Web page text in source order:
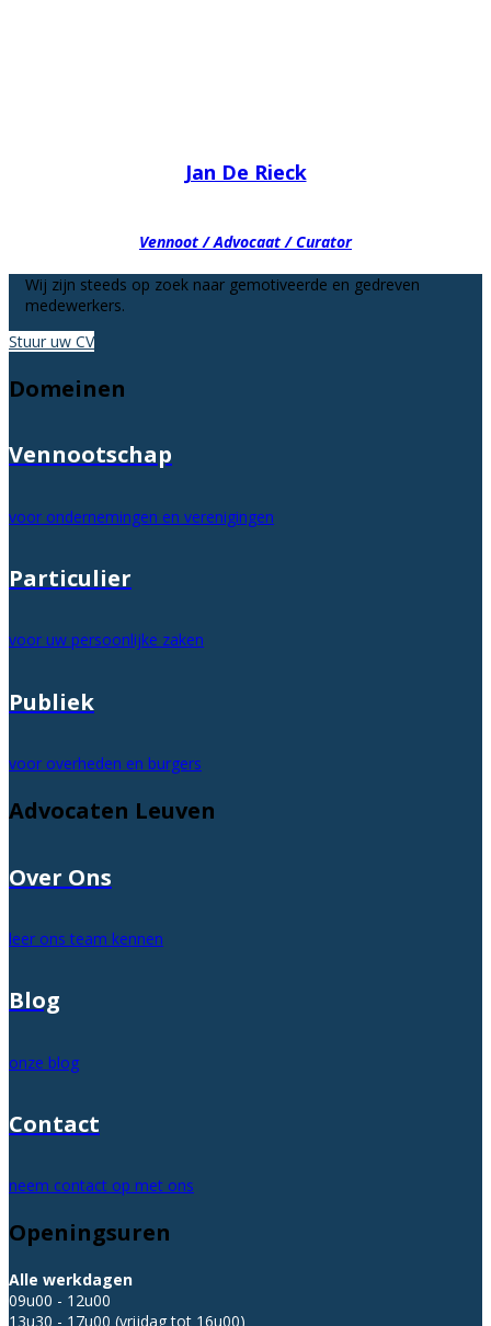
Jan De Rieck
Vennoot / Advocaat / Curator
Wij zijn steeds op zoek naar gemotiveerde en gedreven
medewerkers.
Stuur uw CV
Domeinen
Vennootschap
voor ondernemingen en verenigingen
Particulier
voor uw persoonlijke zaken
Publiek
voor overheden en burgers
Advocaten Leuven
Over Ons
leer ons team kennen
Blog
onze blog
Contact
neem contact op met ons
Openingsuren
Alle werkdagen
09u00 - 12u00
13u30 - 17u00 (vrijdag tot 16u00)